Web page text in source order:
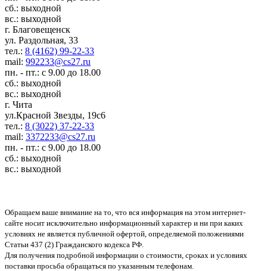
сб.: выходной
вс.: выходной
г. Благовещенск
ул. Раздольная, 33
тел.: 8 (4162) 99-22-33
mail: 992233@cs27.ru
пн. - пт.: с 9.00 до 18.00
сб.: выходной
вс.: выходной
г. Чита
ул.Красной Звезды, 19с6
тел.: 8 (3022) 37-22-33
mail: 3372233@cs27.ru
пн. - пт.: с 9.00 до 18.00
сб.: выходной
вс.: выходной
Обращаем ваше внимание на то, что вся информация на этом интернет-
сайте носит исключительно информационный характер и ни при каких
условиях не является публичной офертой, определяемой положениями
Статьи 437 (2) Гражданского кодекса РФ.
Для получения подробной информации о стоимости, сроках и условиях
поставки просьба обращаться по указанным телефонам.